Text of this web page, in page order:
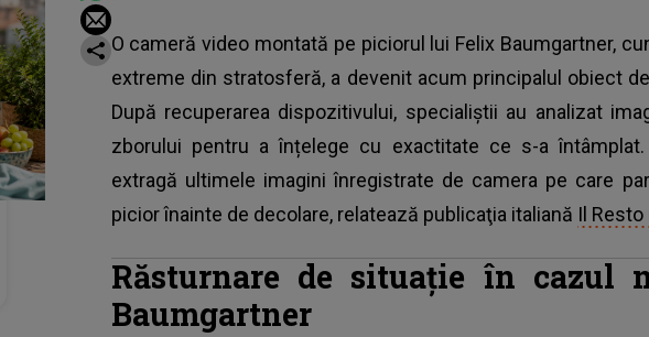
O cameră video montată pe piciorul lui Felix Baumgartner,
extreme din stratosferă, a devenit acum principalul obiect
După recuperarea dispozitivului, specialiștii au analizat
zborului pentru a înțelege cu exactitate ce s-a
extragă ultimele imagini înregistrate de camera pe care
picior înainte de decolare, relatează publicaţia italiană Il Resto
Răsturnare de situație în cazul
Baumgartner